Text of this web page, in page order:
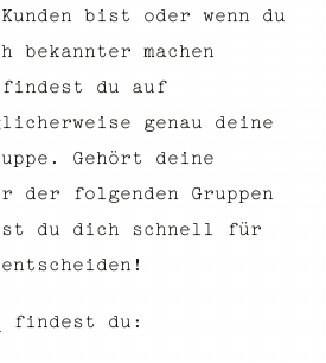
bist oder wenn du
bekannter machen
findest du auf
genau deine
Gehört deine
der folgenden Gruppen
du dich schnell für
findest du: